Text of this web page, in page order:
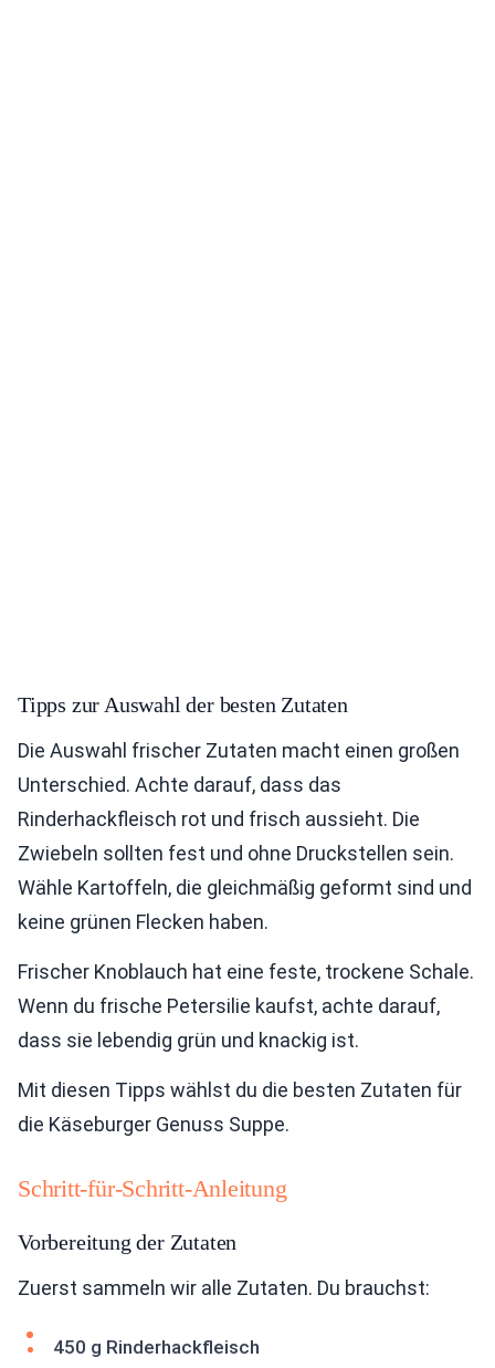
Tipps zur Auswahl der besten Zutaten
Die Auswahl frischer Zutaten macht einen großen
Unterschied. Achte darauf, dass das
Rinderhackfleisch rot und frisch aussieht. Die
Zwiebeln sollten fest und ohne Druckstellen sein.
Wähle Kartoffeln, die gleichmäßig geformt sind und
keine grünen Flecken haben.
Frischer Knoblauch hat eine feste, trockene Schale.
Wenn du frische Petersilie kaufst, achte darauf,
dass sie lebendig grün und knackig ist.
Mit diesen Tipps wählst du die besten Zutaten für
die Käseburger Genuss Suppe.
Schritt-für-Schritt-Anleitung
Vorbereitung der Zutaten
Zuerst sammeln wir alle Zutaten. Du brauchst:
450 g Rinderhackfleisch